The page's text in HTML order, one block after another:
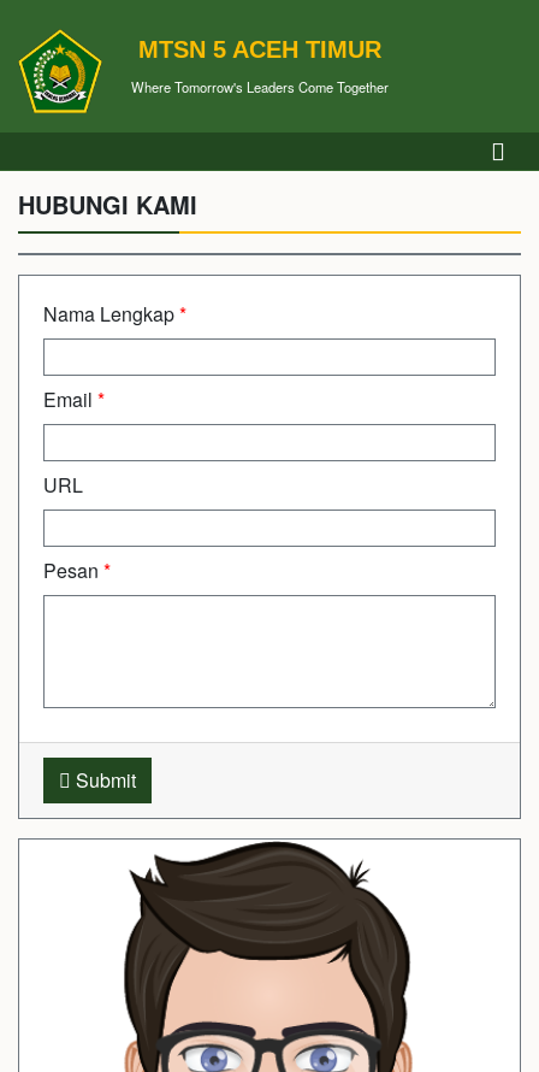
MTSN 5 ACEH TIMUR
Where Tomorrow's Leaders Come Together
HUBUNGI KAMI
Nama Lengkap*
Email *
URL
Pesan *
Submit